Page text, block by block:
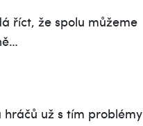
říct, že spolu můžeme
hráčů už s tím problémy